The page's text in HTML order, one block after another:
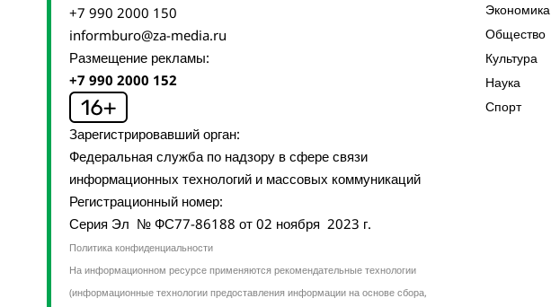
+7 990 2000 150
informburo@za-media.ru
Размещение рекламы:
+7 990 2000 152
Зарегистрировавший орган:
Федеральная служба по надзору в сфере связи
информационных технологий и массовых коммуникаций
Регистрационный номер:
Серия Эл № ФС77-86188 от 02 ноября 2023 г.
Политика конфиденциальности
На информационном ресурсе применяются рекомендательные технологии
(информационные технологии предоставления информации на основе сбора,
Экономика
Общество
Культура
Наука
Спорт